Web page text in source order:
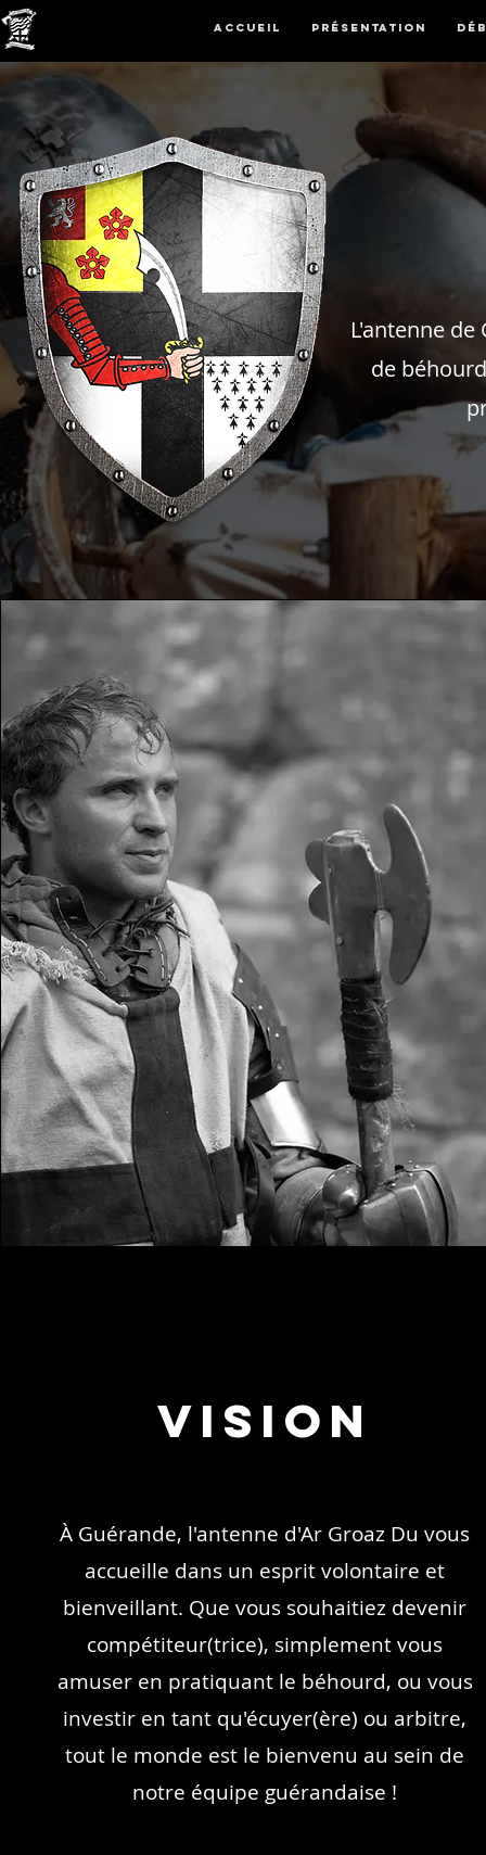
Accueil Présentation
L'antenne
de
Vision
À Guérande, l'antenne d'Ar Groaz Du vous
accueille dans un esprit volontaire et
bienveillant. Que vous souhaitiez devenir
compétiteur(trice), simplement vous
amuser en pratiquant le béhourd, ou vous
investir en tant qu'écuyer(ère) ou arbitre,
tout le monde est le bienvenu au sein de
notre équipe guérandaise !